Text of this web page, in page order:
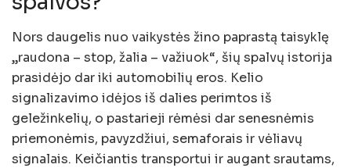
Nors daugelis nuo vaikystės žino paprastą taisyklę
„raudona – stop, žalia – važiuok“, šių spalvų istorija
prasidėjo dar iki automobilių eros. Kelio
signalizavimo idėjos iš dalies perimtos iš
geležinkelių, o pastarieji rėmėsi dar senesnėmis
priemonėmis, pavyzdžiui, semaforais ir vėliavų
signalais. Keičiantis transportui ir augant srautams,